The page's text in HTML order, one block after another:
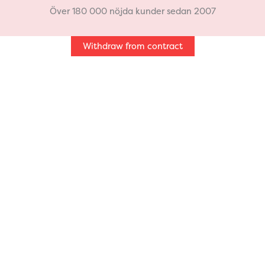
b a
g
Över 180 000 nöjda kunder sedan 2007
Withdraw from contract